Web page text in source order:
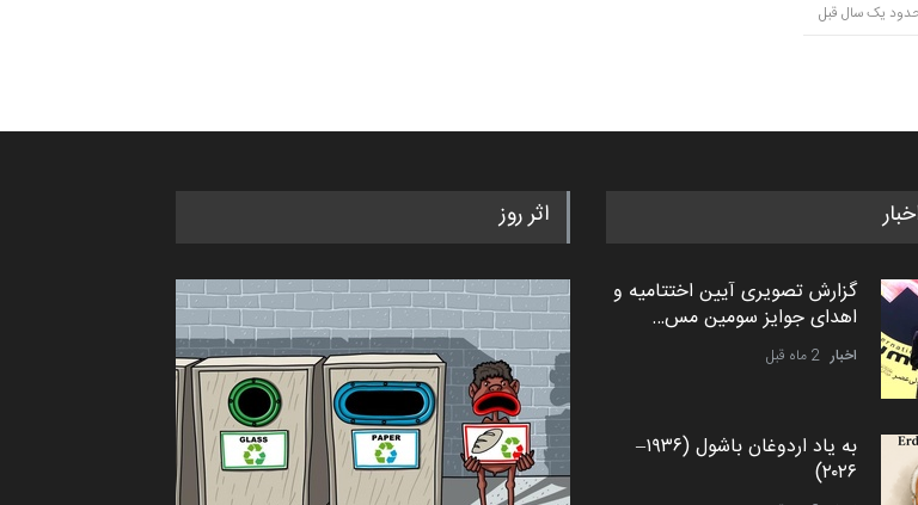
یک سال قبل
گزارش تصویری آیین اختتامیه و
اهدای جوایز سومین مس…
اخبار 2 ماه قبل
به یاد اردوغان باشول (۱۹۳۶–
۲۰۲۶)
اثر روز